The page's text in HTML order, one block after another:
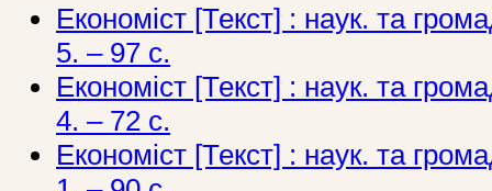
Економіст [Текст] : наук. та
5. – 97 с.
Економіст [Текст] : наук. та
4. – 72 с.
Економіст [Текст] : наук. та